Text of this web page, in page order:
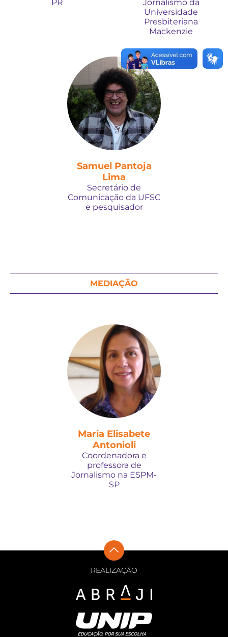
PR
Jornalismo da
Universidade
Presbiteriana
Mackenzie
Samuel Pantoja
Lima
Secretário de
Comunicação da UFSC
e pesquisador
MEDIAÇÃO
Maria Elisabete
Antonioli
Coordenadora e
professora de
Jornalismo na ESPM-
SP
REALIZAÇÃO